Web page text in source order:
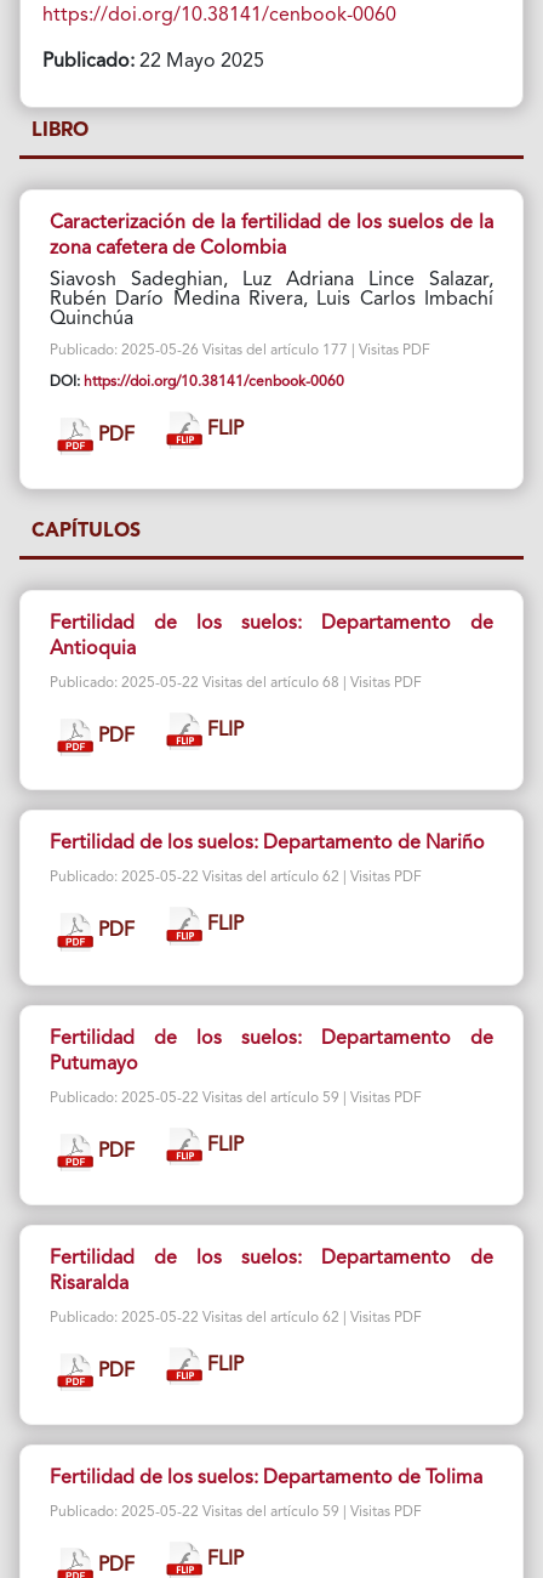
https://doi.org/10.38141/cenbook-0060
Publicado:22 Mayo 2025
LIBRO
Caracterización de la fertilidad de los suelos de la
zona cafetera de Colombia
Siavosh Sadeghian, Luz Adriana Lince Salazar,
Rubén Darío Medina Rivera, Luis Carlos Imbachí
Quinchúa
Publicado: 2025-05-26 Visitas del artículo 177 | Visitas PDF
DOI: https://doi.org/10.38141/cenbook-0060
PDF FLIP
CAPÍTULOS
Fertilidad de los suelos: Departamento de
Antioquia
Publicado: 2025-05-22 Visitas del artículo 68 | Visitas PDF
PDF FLIP
Fertilidad de los suelos: Departamento de Nariño
Publicado: 2025-05-22 Visitas del artículo 62 | Visitas PDF
PDF FLIP
Fertilidad de los suelos: Departamento de
Putumayo
Publicado: 2025-05-22 Visitas del artículo 59 | Visitas PDF
PDF FLIP
Fertilidad de los suelos: Departamento de
Risaralda
Publicado: 2025-05-22 Visitas del artículo 62 | Visitas PDF
PDF FLIP
Fertilidad de los suelos: Departamento de Tolima
Publicado: 2025-05-22 Visitas del artículo 59 | Visitas PDF
PDF FLIP